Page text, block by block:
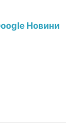
Новини